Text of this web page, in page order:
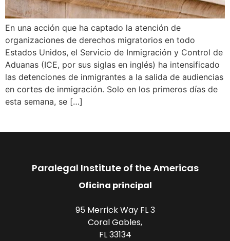
En una acción que ha captado la atención de
organizaciones de derechos migratorios en todo
Estados Unidos, el Servicio de Inmigración y Control de
Aduanas (ICE, por sus siglas en inglés) ha intensificado
las detenciones de inmigrantes a la salida de audiencias
en cortes de inmigración. Solo en los primeros días de
esta semana, se […]
Paralegal Institute of the Americas
Oficina principal
95 Merrick Way FL 3
Coral Gables,
FL 33134